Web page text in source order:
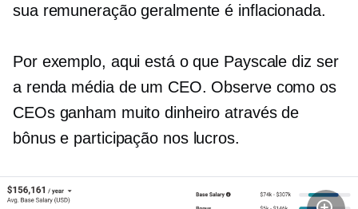
sua remuneração geralmente é inflacionada.
Por exemplo, aqui está o que Payscale diz ser
a renda média de um CEO. Observe como os
CEOs ganham muito dinheiro através de
bônus e participação nos lucros.